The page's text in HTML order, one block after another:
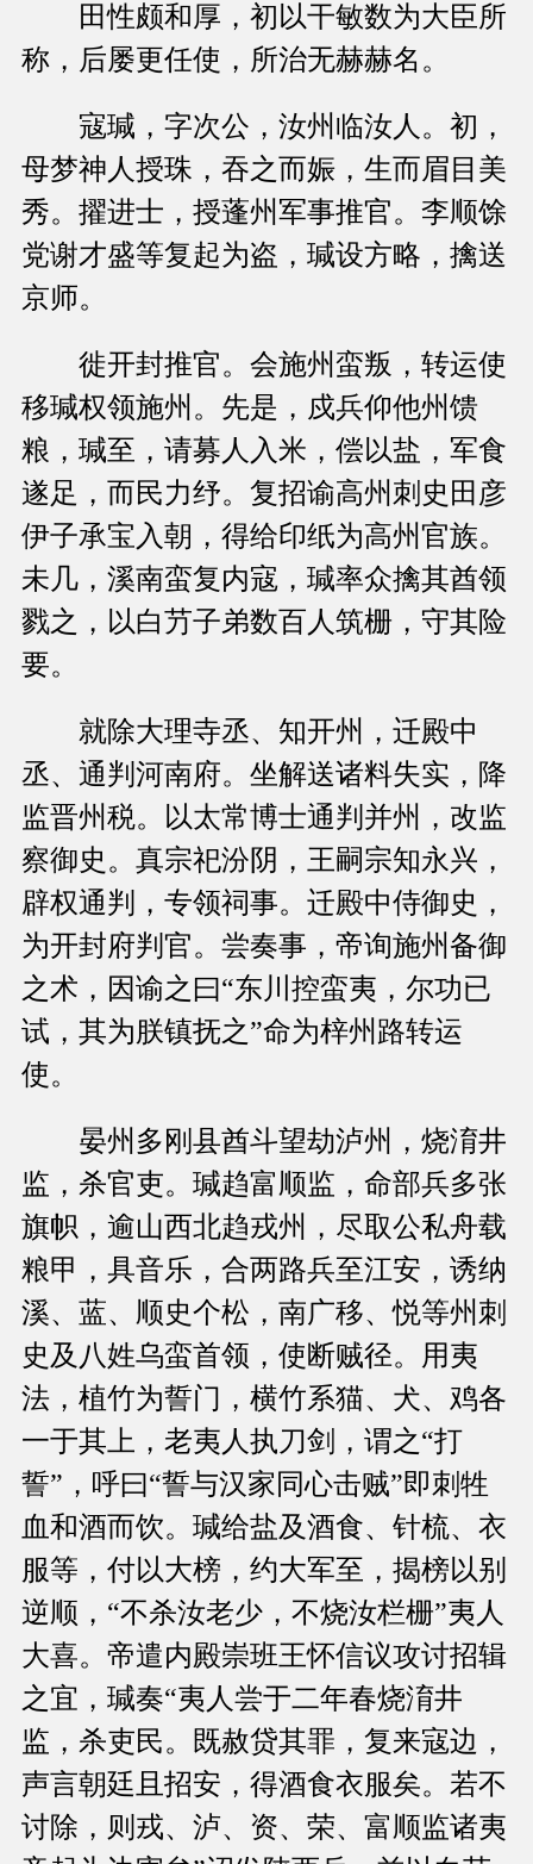
田性颇和厚，初以干敏数为大臣所
称，后屡更任使，所治无赫赫名。
寇瑊，字次公，汝州临汝人。初，
母梦神人授珠，吞之而娠，生而眉目美
秀。擢进士，授蓬州军事推官。李顺馀
党谢才盛等复起为盗，瑊设方略，擒送
京师。
徙开封推官。会施州蛮叛，转运使
移瑊权领施州。先是，戍兵仰他州馈
粮，瑊至，请募人入米，偿以盐，军食
遂足，而民力纾。复招谕高州刺史田彦
伊子承宝入朝，得给印纸为高州官族。
未几，溪南蛮复内寇，瑊率众擒其酋领
戮之，以白芀子弟数百人筑栅，守其险
要。
就除大理寺丞、知开州，迁殿中
丞、通判河南府。坐解送诸料失实，降
监晋州税。以太常博士通判并州，改监
察御史。真宗祀汾阴，王嗣宗知永兴，
辟权通判，专领祠事。迁殿中侍御史，
为开封府判官。尝奏事，帝询施州备御
之术，因谕之曰“东川控蛮夷，尔功已
试，其为朕镇抚之”命为梓州路转运
使。
晏州多刚县酋斗望劫泸州，烧淯井
监，杀官吏。瑊趋富顺监，命部兵多张
旗帜，逾山西北趋戎州，尽取公私舟载
粮甲，具音乐，合两路兵至江安，诱纳
溪、蓝、顺史个松，南广移、悦等州刺
史及八姓乌蛮首领，使断贼径。用夷
法，植竹为誓门，横竹系猫、犬、鸡各
一于其上，老夷人执刀剑，谓之“打
誓”，呼曰“誓与汉家同心击贼”即刺牲
血和酒而饮。瑊给盐及酒食、针梳、衣
服等，付以大榜，约大军至，揭榜以别
逆顺，“不杀汝老少，不烧汝栏栅”夷人
大喜。帝遣内殿崇班王怀信议攻讨招辑
之宜，瑊奏“夷人尝于二年春烧淯井
监，杀吏民。既赦贷其罪，复来寇边，
声言朝廷且招安，得酒食衣服矣。若不
讨除，则戎、泸、资、荣、富顺监诸夷